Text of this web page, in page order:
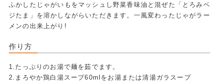
ふかしたじゃがいもをマッシュし野菜香味油と混ぜた「とろみベ
ジたま」を溶かしながらいただきます。一風変わったじゃがラー
メンの出来上がり!
作り方
1.たっぷりのお湯で麺を茹でます。
2.まろやか鶏白湯スープ60mlをお湯または清湯ガラスープ